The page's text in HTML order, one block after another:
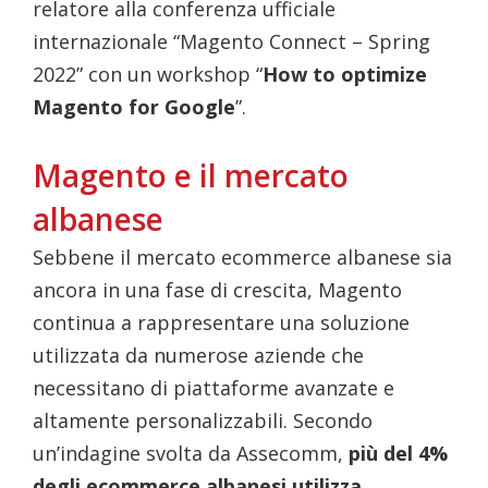
relatore alla conferenza ufficiale
internazionale “Magento Connect – Spring
2022” con un workshop “How to optimize
Magento for Google”.
Magento e il mercato
albanese
Sebbene il mercato ecommerce albanese sia
ancora in una fase di crescita, Magento
continua a rappresentare una soluzione
utilizzata da numerose aziende che
necessitano di piattaforme avanzate e
altamente personalizzabili. Secondo
un’indagine svolta da Assecomm, più del 4%